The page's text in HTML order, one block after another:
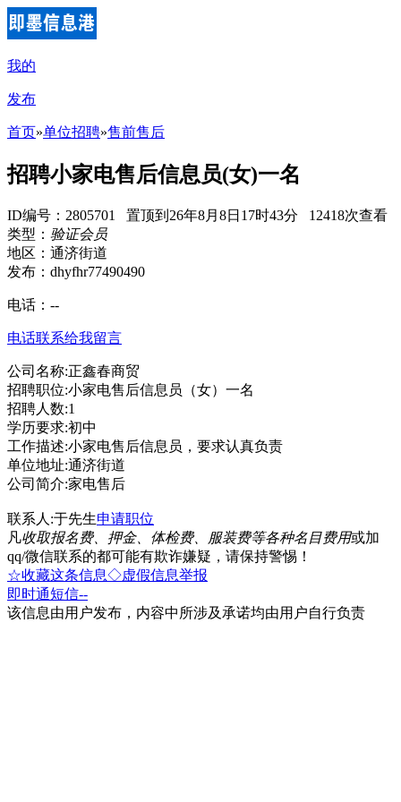
我的
发布
首页»单位招聘»售前售后
招聘小家电售后信息员(女)一名
ID编号：2805701 置顶到26年8月8日17时43分 12418次查看
类型： 验证会员
地区：通济街道
发布：dhyfhr77490490
电话： --
电话联系给我留言
公司名称:正鑫春商贸
招聘职位:小家电售后信息员（女）一名
招聘人数:1
学历要求:初中
工作描述:小家电售后信息员，要求认真负责
单位地址:通济街道
公司简介:家电售后
联系人:于先生申请职位
凡收取报名费、押金、体检费、服装费等各种名目费用或加
qq/微信联系的都可能有欺诈嫌疑，请保持警惕！
☆收藏这条信息◇虚假信息举报
即时通短信--
该信息由用户发布，内容中所涉及承诺均由用户自行负责